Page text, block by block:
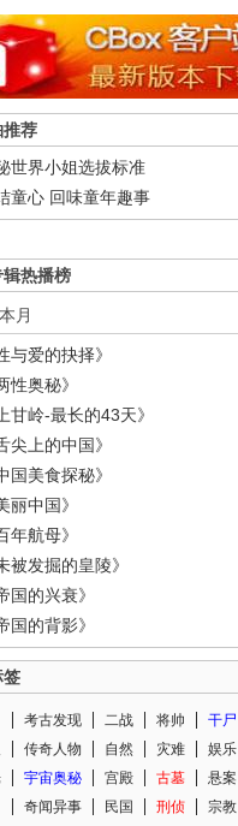
推荐
世界小姐选拔标准
童心 回味童年趣事
热播榜
本月
与爱的抉择》
性奥秘》
甘岭-最长的43天》
尖上的中国》
国美食探秘》
丽中国》
年航母》
被发掘的皇陵》
国的兴衰》
国的背影》
签
考古发现 二战 将帅
干尸
传奇人物 自然 灾难
娱乐
宇宙奥秘 宫殿 古墓
悬案
奇闻异事 民国 刑侦
宗教